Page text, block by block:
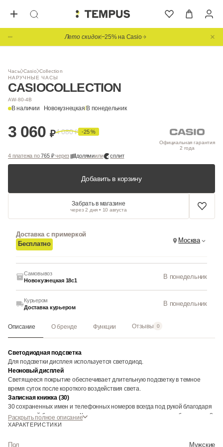
Лето скидок−25% на Casio
Часы Casio Collection
НАРУЧНЫЕ ЧАСЫ
CASIOCOLLECTION
AW-80-4B
В наличии Новокузнецкая/В понедельник
1/ 2
3 060 ₽4 080₽ -25 %
Официальная гарантия
2 года
4 платежа по765 ₽через долямиили сплит
Добавить в корзину
Забрать в магазине
через 2 дня • 10 августа
Доставка с примеркой
Бесплатно
Москва
Самовывоз
Новокузнецкая 18с1
В понедельник
Курьером
Доставка курьером
В понедельник
Описание О бренде Функции Отзывы 0
Светодиодная подсветка
Для подсветки дисплея используется светодиод.
Неоновый дисплей
Светящееся покрытие обеспечивает длительную подсветку в темное
время суток после короткого воздействия света.
Записная книжка (30)
30 сохраненных имен и телефонных номеров всегда под рукой благодаря
встроенной базе данных. Каждая запись может включать в себя текст из 8
букв и 12 цифр.
Отображение текущего времени в основных городах и конкретных
Раскрыть полное описание
ХАРАКТЕРИСТИКИ
Пол Мужские